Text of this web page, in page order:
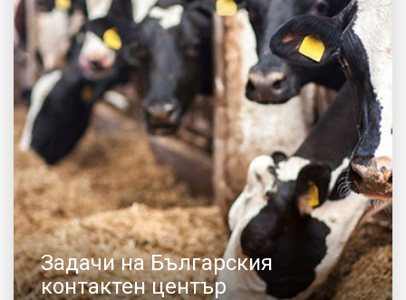
Задачи на Българския
контактен център